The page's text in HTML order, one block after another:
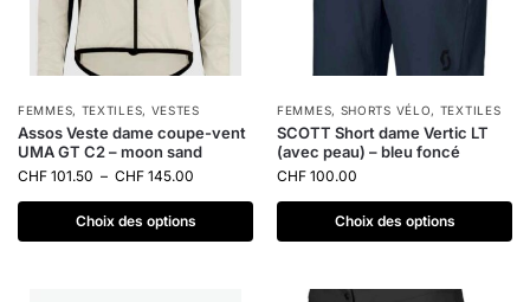
FEMMES, TEXTILES, VESTES
Assos Veste dame coupe-vent
UMA GT C2 – moon sand
CHF 101.50 – CHF 145.00
Choix des options
FEMMES, SHORTS VÉLO, TEXTILES
SCOTT Short dame Vertic LT
(avec peau) – bleu foncé
CHF 100.00
Choix des options